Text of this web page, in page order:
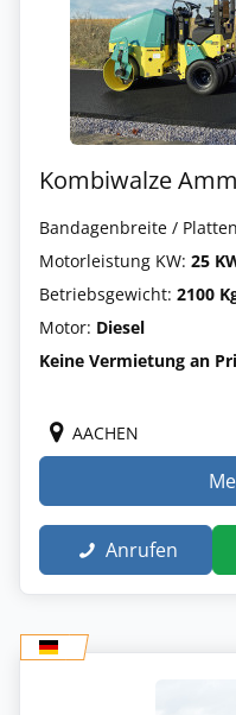
Kombiwalze
Bandagenbreite /
Motorleistung KW: 25
Betriebsgewicht: 2100
Motor: Diesel
Keine Vermietung an
AACHEN
Anrufen